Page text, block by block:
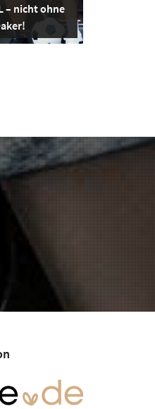
– nicht ohne
Schuhhaus
Bahnhofstraße 24